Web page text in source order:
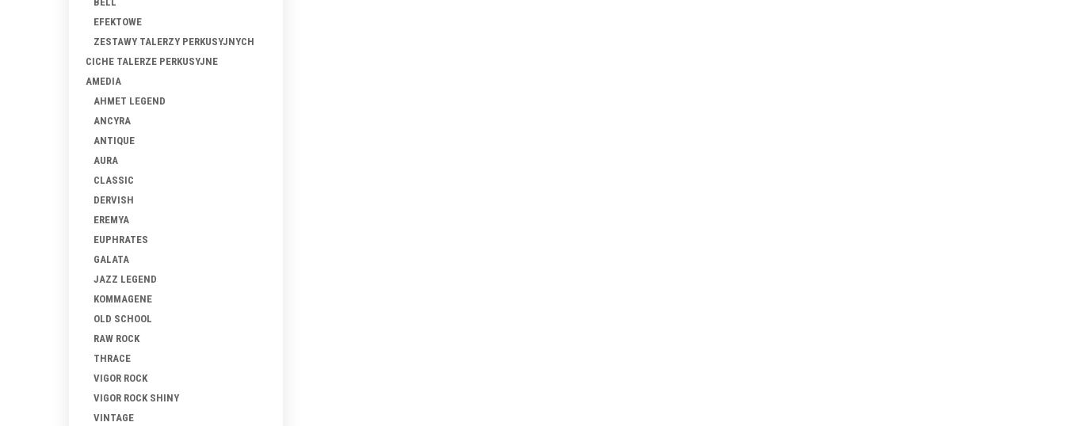
EFEKTOWE
ZESTAWY TALERZY PERKUSYJNYCH
CICHE TALERZE PERKUSYJNE
AMEDIA
AHMET LEGEND
ANCYRA
ANTIQUE
AURA
CLASSIC
DERVISH
EREMYA
EUPHRATES
GALATA
JAZZ LEGEND
KOMMAGENE
OLD SCHOOL
RAW ROCK
THRACE
VIGOR ROCK
VIGOR ROCK SHINY
VINTAGE